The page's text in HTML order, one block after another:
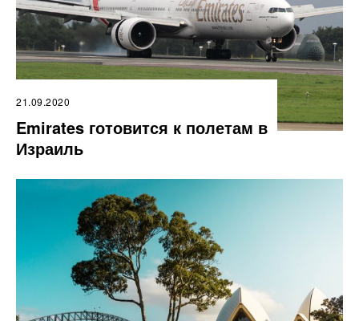
21.09.2020
Emirates готовится к полетам в
Израиль